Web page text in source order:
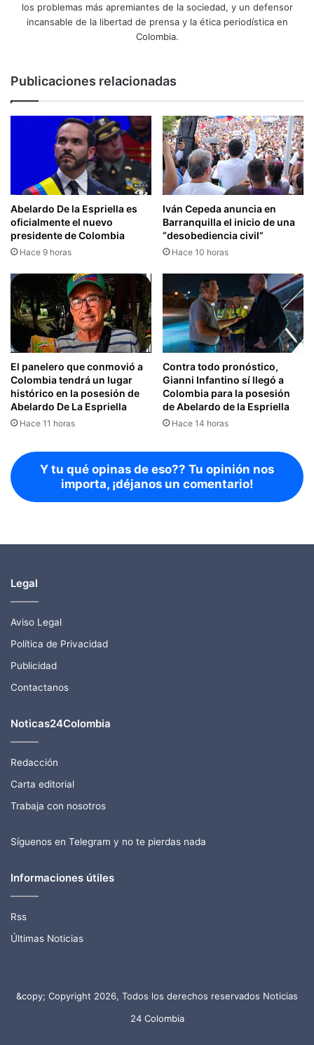
los problemas más apremiantes de la sociedad, y un defensor
incansable de la libertad de prensa y la ética periodística en
Colombia.
Publicaciones relacionadas
Abelardo De la Espriella es
oficialmente el nuevo
presidente de Colombia
Hace 9 horas
Iván Cepeda anuncia en
Barranquilla el inicio de una
“desobediencia civil”
Hace 10 horas
El panelero que conmovió a
Colombia tendrá un lugar
histórico en la posesión de
Abelardo De La Espriella
Hace 11 horas
Contra todo pronóstico,
Gianni Infantino sí llegó a
Colombia para la posesión
de Abelardo de la Espriella
Hace 14 horas
Y tu qué opinas de eso?? Tu opinión nos
importa, ¡déjanos un comentario!
Legal
Aviso Legal
Política de Privacidad
Publicidad
Contactanos
Noticas24Colombia
Redacción
Carta editorial
Trabaja con nosotros
Síguenos en Telegram y no te pierdas nada
Informaciones útiles
Rss
Últimas Noticias
&copy; Copyright 2026, Todos los derechos reservados Noticias
24 Colombia